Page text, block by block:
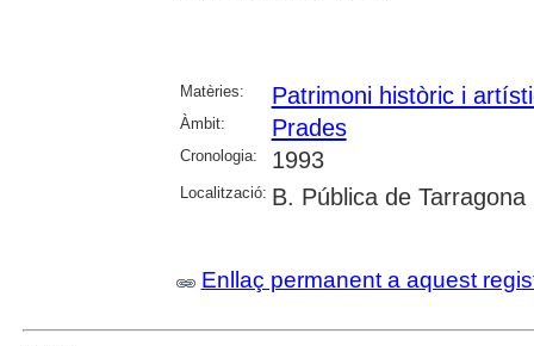
Matèries: Patrimoni històric i
Àmbit: Prades
Cronologia: 1993
Localització: B. Pública de Tarragona
Enllaç permanent a aquest